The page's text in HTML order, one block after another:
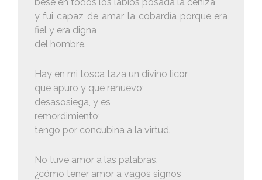
y fui capaz de amar la cobardía porque era
fiel y era digna
del hombre.
Hay en mi tosca taza un divino licor
que apuro y que renuevo;
desasosiega, y es
remordimiento;
tengo por concubina a la virtud.
No tuve amor a las palabras,
¿cómo tener amor a vagos signos